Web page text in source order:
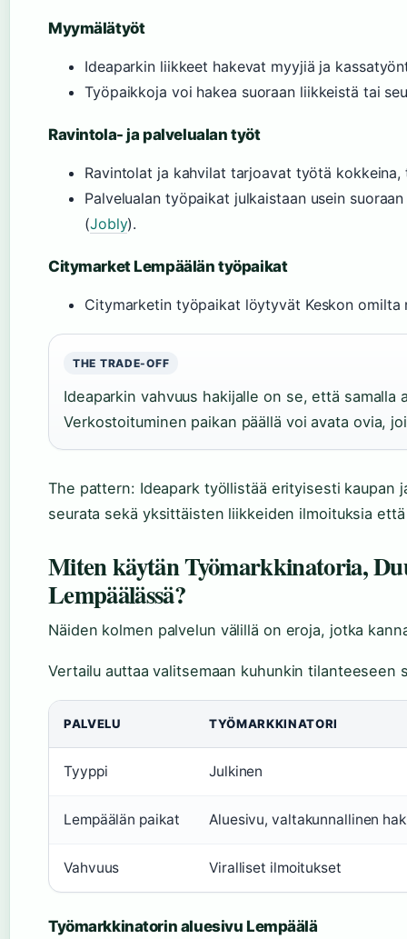
Myymälätyöt
Ideaparkin liikkeet hakevat myyjiä ja
Työpaikkoja voi hakea suoraan liikkeistä tai
Ravintola- ja palvelualan työt
Ravintolat ja kahvilat tarjoavat työtä
Palvelualan työpaikat julkaistaan usein
(Jobly).
Citymarket Lempäälän työpaikat
Citymarketin työpaikat löytyvät Keskon
THE TRADE-OFF
Ideaparkin vahvuus hakijalle on se, että samalla
Verkostoituminen paikan päällä voi avata ovia,
The pattern: Ideapark työllistää erityisesti kaupan
seurata sekä yksittäisten liikkeiden ilmoituksia
Miten käytän Työmarkkinatoria,
Lempäälässä?
Näiden kolmen palvelun välillä on eroja, jotka
Vertailu auttaa valitsemaan kuhunkin tilanteeseen
PALVELU TYÖMARKKINATORI
Tyyppi Julkinen
Lempäälän paikat Aluesivu, valtakunnallinen
Vahvuus Viralliset ilmoitukset
Työmarkkinatorin aluesivu Lempäälä